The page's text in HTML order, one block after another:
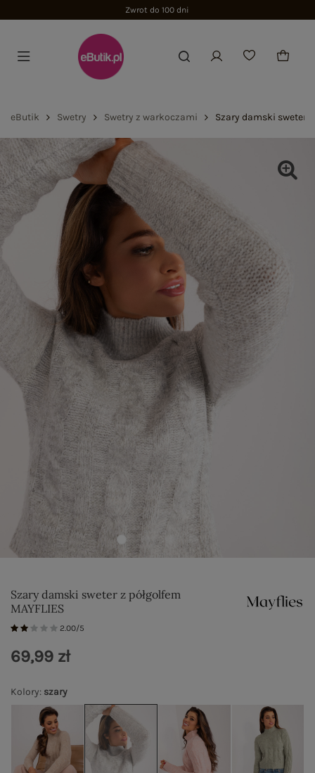
Zwrot do 100 dni
eButik Swetry Swetry z warkoczami Szary damski sweter z
Szary damski sweter z półgolfem
MAYFLIES
2.00/5
Kolory: szary
69,99 zł